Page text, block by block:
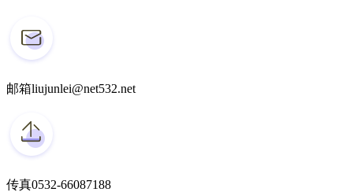
邮箱liujunlei@net532.net
传真0532-66087188